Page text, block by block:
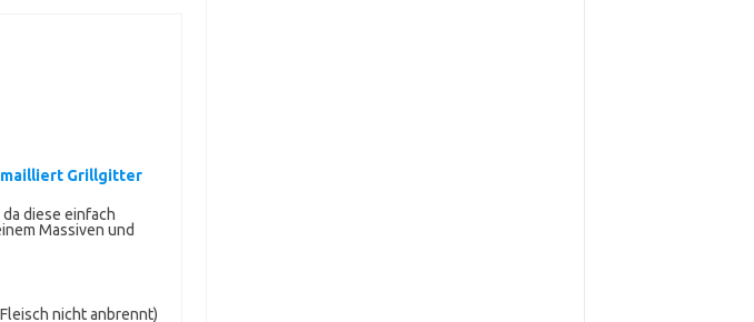
Grillgitter
diese einfach
Massiven und
nicht anbrennt)